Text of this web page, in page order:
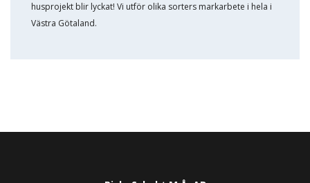
husprojekt blir lyckat! Vi utför olika sorters markarbete i hela i
Västra Götaland.